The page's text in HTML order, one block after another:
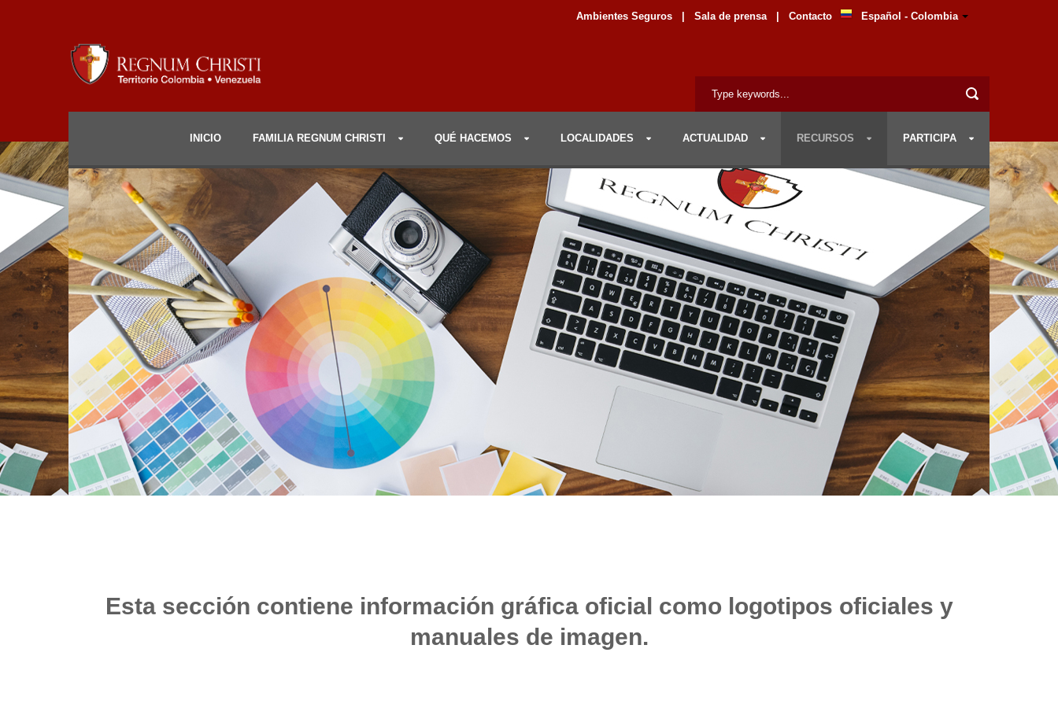
Ambientes Seguros Sala de prensa Contacto Español - Colombia
INICIO FAMILIA REGNUM CHRISTI QUÉ HACEMOS LOCALIDADES ACTUALIDAD RECURSOS PARTICIPA
Esta sección contiene información gráfica oficial como logotipos oficiales y
manuales de imagen.